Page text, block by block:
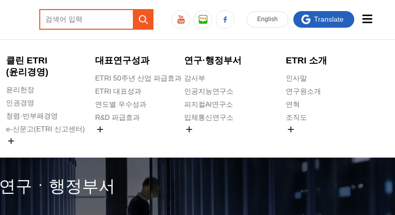
클린 ETRI
(윤리경영)
윤리헌장
인권경영
청렴·반부패경영
e-신문고(ETRI 신고센터)
고객의소리
수의계약 현황
대표연구성과
ETRI 50주년 산업 파급효과
ETRI 대표성과
연도별 우수성과
R&D 파급효과
연구·행정부서
감사부
인공지능연구소
피지컬AI연구소
입체통신연구소
ETRI 소개
인사말
연구원소개
연혁
조직도
연구원 고객헌장
주요업무연락처
English Translate
연구ㆍ행정부서